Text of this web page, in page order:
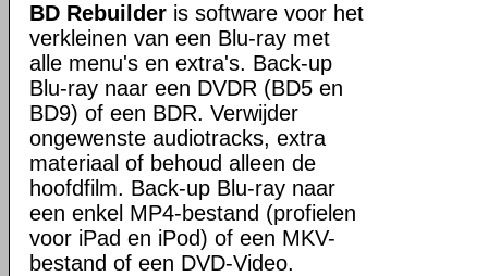
BD Rebuilder is software voor het
verkleinen van een Blu-ray met
alle menu's en extra's. Back-up
Blu-ray naar een DVDR (BD5 en
BD9) of een BDR. Verwijder
ongewenste audiotracks, extra
materiaal of behoud alleen de
hoofdfilm. Back-up Blu-ray naar
een enkel MP4-bestand (profielen
voor iPad en iPod) of een MKV-
bestand of een DVD-Video.